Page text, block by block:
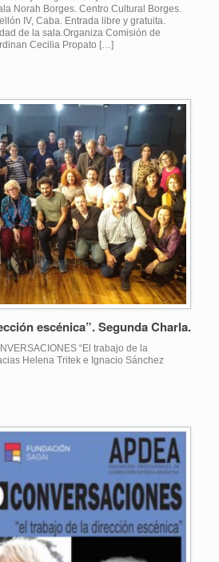
Norah Borges. Centro Cultural Borges.
IV, Caba. Entrada libre y gratuita.
de la sala.Organiza Comisión de
Cecilia Propato […]
escénica”. Segunda Charla.
“El trabajo de la
Helena Tritek e Ignacio Sánchez